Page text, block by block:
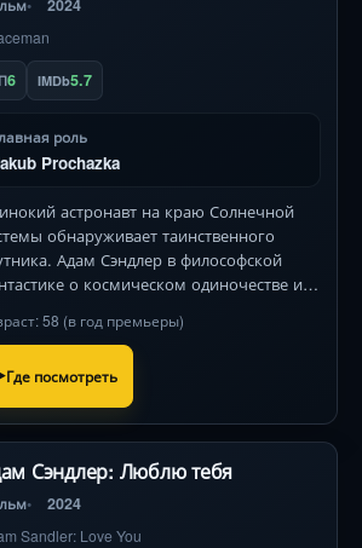
2024
6 IMDb5.7
роль
Prochazka
астронавт на краю Солнечной
обнаруживает таинственного
Адам Сэндлер в философской
о космическом одиночестве и
58 (в год премьеры)
Где посмотреть
Сэндлер: Люблю тебя
2024
Sandler: Love You